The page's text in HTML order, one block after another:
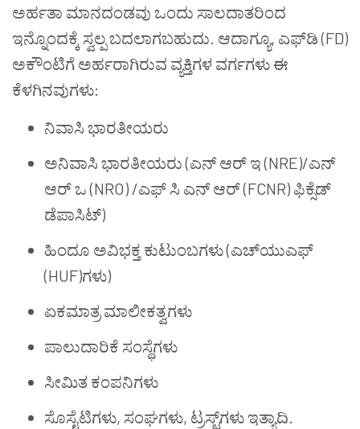
ಅರ್ಹತಾ ಮಾನದಂಡವು ಒಂದು ಸಾಲದಾತರಿಂದ
ಇನ್ನೊಂದಕ್ಕೆ ಸ್ವಲ್ಪ ಬದಲಾಗಬಹುದು. ಆದಾಗ್ಯೂ, ಎಫ್‌ಡಿ (FD)
ಅಕೌಂಟಿಗೆ ಅರ್ಹರಾಗಿರುವ ವ್ಯಕ್ತಿಗಳ ವರ್ಗಗಳು ಈ
ಕೆಳಗಿನವುಗಳು:
ನಿವಾಸಿ ಭಾರತೀಯರು
ಅನಿವಾಸಿ ಭಾರತೀಯರು (ಎನ್ ಆರ್ ಇ (NRE)/ಎನ್
ಆರ್ ಒ (NRO) /ಎಫ್ ಸಿ ಎನ್ ಆರ್ (FCNR) ಫಿಕ್ಸೆಡ್
ಡೆಪಾಸಿಟ್‌)
ಹಿಂದೂ ಅವಿಭಕ್ತ ಕುಟುಂಬಗಳು (ಎಚ್‌ಯುಎಫ್‌
(HUF)ಗಳು)
ಏಕಮಾತ್ರ ಮಾಲೀಕತ್ವಗಳು
ಪಾಲುದಾರಿಕೆ ಸಂಸ್ಥೆಗಳು
ಸೀಮಿತ ಕಂಪನಿಗಳು
ಸೊಸೈಟಿಗಳು, ಸಂಘಗಳು, ಟ್ರಸ್ಟ್‌ಗಳು ಇತ್ಯಾದಿ.